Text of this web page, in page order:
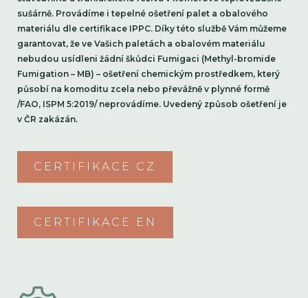
sušárně. Provádíme i tepelné ošetření palet a obalového
materiálu dle certifikace IPPC. Díky této službě Vám můžeme
garantovat, že ve Vašich paletách a obalovém materiálu
nebudou usídleni žádní škůdci Fumigaci (Methyl-bromide
Fumigation – MB) – ošetření chemickým prostředkem, který
působí na komoditu zcela nebo převážně v plynné formě
/FAO, ISPM 5:2019/ neprovádíme. Uvedený způsob ošetření je
v ČR zakázán.
CERTIFIKACE CZ
CERTIFIKACE EN